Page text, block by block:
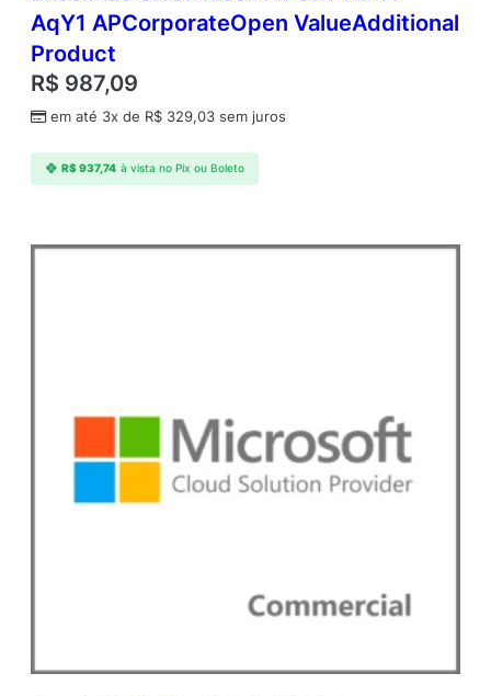
AqY1 APCorporateOpen ValueAdditional
Product
R$ 987,09
em até 3x de R$ 329,03 sem juros
R$937,74 à vista no Pix ou Boleto